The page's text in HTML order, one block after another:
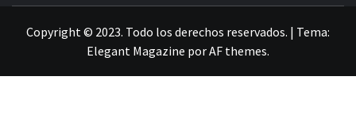
Copyright © 2023. Todo los derechos reservados. | Tema:
Elegant Magazine porAF themes.